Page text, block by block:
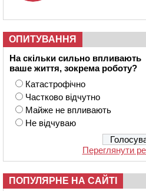
ОПИТУВАННЯ
На скільки сильно впливають
ваше життя, зокрема роботу?
Катастрофічно
Частково відчутно
Майже не впливають
Не відчуваю
Переглянути
ПОПУЛЯРНЕ НА САЙТІ